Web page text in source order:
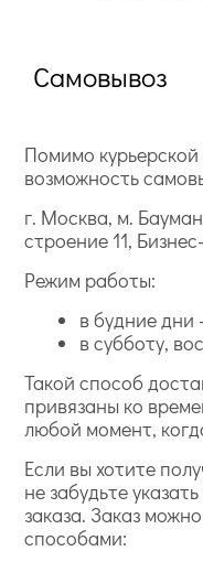
Самовывоз
Помимо
возможность
г. Москва, м.
строение 11,
Режим работы:
в будние дни
в субботу,
Такой способ
привязаны ко
любой момент,
Если вы хотите
не забудьте
заказа. Заказ
способами: